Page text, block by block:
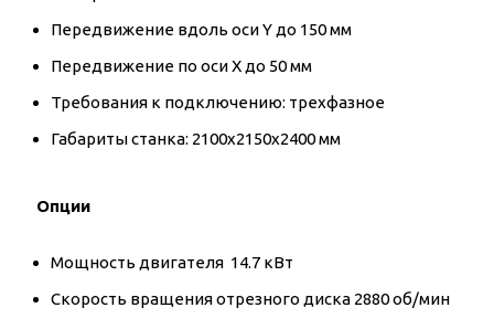
Передвижение вдоль оси Y до 150 мм
Передвижение по оси Х до 50 мм
Требования к подключению: трехфазное
Габариты станка: 2100x2150x2400 мм
Опции
Мощность двигателя 14.7 кВт
Скорость вращения отрезного диска 2880 об/мин